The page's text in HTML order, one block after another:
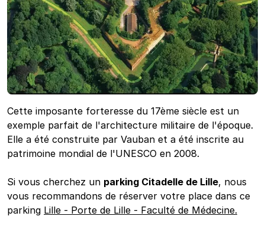
Cette imposante forteresse du 17ème siècle est un
exemple parfait de l'architecture militaire de l'époque.
Elle a été construite par Vauban et a été inscrite au
patrimoine mondial de l'UNESCO en 2008.
Si vous cherchez un parking Citadelle de Lille, nous
vous recommandons de réserver votre place dans ce
parking Lille - Porte de Lille - Faculté de Médecine.